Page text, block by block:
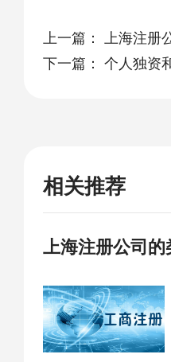
上一篇：
上海注册
下一篇： 个人独资
相关推荐
上海注册公司的